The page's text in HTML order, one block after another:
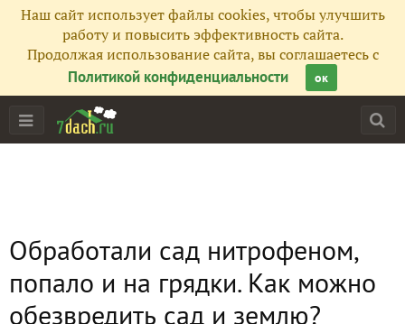
Наш сайт использует файлы cookies, чтобы улучшить
работу и повысить эффективность сайта.
Продолжая использование сайта, вы соглашаетесь с
Политикой конфиденциальности
ок
Обработали сад нитрофеном,
попало и на грядки. Как можно
обезвредить сад и землю?